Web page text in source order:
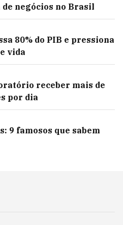
negócios no Brasil
80% do PIB e pressiona
vida
receber mais de
por dia
9 famosos que sabem